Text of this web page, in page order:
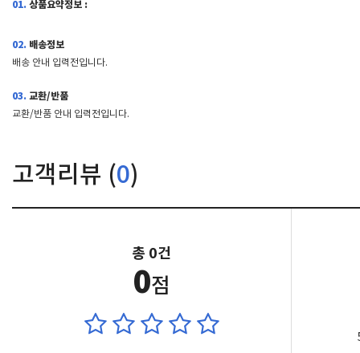
01. 상품요약정보 :
02. 배송정보
배송 안내 입력전입니다.
03. 교환/반품
교환/반품 안내 입력전입니다.
고객리뷰 (0)
총 0건
0점